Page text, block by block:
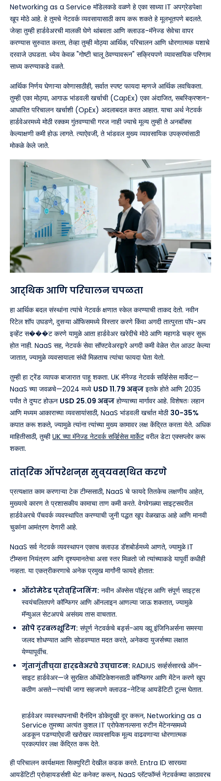
Networking as a Service मॉडेलकडे वळणे हे एका साध्या IT अपग्रेडपेक्षा
खूप मोठे आहे. हे तुमचे नेटवर्क व्यवसायासाठी काय करू शकते हे मूलभूतपणे बदलते.
जेव्हा तुम्ही हार्डवेअरची मालकी घेणे थांबवता आणि क्लाउड-मॅनेज्ड सेवेचा वापर
करण्यास सुरुवात करता, तेव्हा तुम्ही मोठ्या आर्थिक, परिचालन आणि धोरणात्मक यशाचे
दरवाजे उघडता. ध्येय केवळ "गोष्टी चालू ठेवण्यावरून" सक्रियपणे व्यावसायिक परिणाम
साध्य करण्याकडे वळते.
आर्थिक निर्णय घेणाऱ्या कोणासाठीही, सर्वात स्पष्ट फायदा म्हणजे आर्थिक लवचिकता.
तुम्ही एका मोठ्या, आगाऊ भांडवली खर्चाची (CapEx) एका अंदाजित, सबस्क्रिप्शन-
आधारित परिचालन खर्चाशी (OpEx) अदलाबदल करत आहात. याचा अर्थ नेटवर्क
हार्डवेअरमध्ये मोठी रक्कम गुंतवण्याची गरज नाही ज्याचे मूल्य तुम्ही ते अनबॉक्स
केल्याक्षणी कमी होऊ लागते. त्याऐवजी, ते भांडवल मुख्य व्यावसायिक उपक्रमांसाठी
मोकळे केले जाते.
आर्थिक आणि परिचालन चपळता
हा आर्थिक बदल संस्थांना त्यांचे नेटवर्क क्षणात स्केल करण्याची ताकद देतो. नवीन
रिटेल शॉप उघडणे, दुसऱ्या ऑफिसमध्ये विस्तार करणे किंवा अगदी तात्पुरता पॉप-अप
इव्हेंट स���ट करणे यामुळे आता हार्डवेअर खरेदीचे मोठे आणि महागडे चक्र सुरू
होत नाही. NaaS सह, नेटवर्क सेवा सॉफ्टवेअरद्वारे अगदी कमी वेळेत रोल आउट केल्या
जातात, ज्यामुळे व्यवसायाला संधी मिळताच त्यांचा फायदा घेता येतो.
तुम्ही हा ट्रेंड व्यापक बाजारात पाहू शकता. UK मॅनेज्ड नेटवर्क सर्व्हिसेस मार्केट—
NaaS च्या जवळचे—2024 मध्ये USD 11.79 अब्ज इतके होते आणि 2035
पर्यंत ते दुप्पट होऊन USD 25.09 अब्ज होण्याच्या मार्गावर आहे. विशेषतः लहान
आणि मध्यम आकाराच्या व्यवसायांसाठी, NaaS भांडवली खर्चात मोठी 30-35%
कपात करू शकते, ज्यामुळे त्यांना त्यांच्या मुख्य कामावर लक्ष केंद्रित करता येते. अधिक
माहितीसाठी, तुम्हीUK च्या मॅनेज्ड नेटवर्क सर्व्हिसेस मार्केट वरील डेटा एक्सप्लोर करू
शकता.
तांत्रिक ऑपरेशन्स सुव्यवस्थित करणे
प्रत्यक्षात काम करणाऱ्या टेक टीम्ससाठी, NaaS चे फायदे तितकेच लक्षणीय आहेत,
मुख्यत्वे कारण ते प्रशासकीय कामाचा ताण कमी करते. वेगवेगळ्या साइट्सवरील
हार्डवेअरचे पॅचवर्क व्यवस्थापित करण्याची जुनी पद्धत खूप वेळखाऊ आहे आणि मानवी
चुकांना आमंत्रण देणारी आहे.
NaaS सर्व नेटवर्क व्यवस्थापन एकाच क्लाउड डॅशबोर्डमध्ये आणते, ज्यामुळे IT
टीम्सना नियंत्रण आणि दृश्यमानतेचा असा स्तर मिळतो जो त्यांच्याकडे यापूर्वी कधीही
नव्हता. या एकत्रीकरणाचे अनेक प्रमुख मार्गांनी फायदे होतात:
ऑटोमेटेड प्रोव्हिजनिंग: नवीन ॲक्सेस पॉइंट्स आणि संपूर्ण साइट्स
स्वयंचलितपणे कॉन्फिगर आणि ऑनलाइन आणल्या जाऊ शकतात, ज्यामुळे
मॅन्युअल सेटअपचे असंख्य तास वाचतात.
सोपे ट्रबलशूटिंग: संपूर्ण नेटवर्कचे बर्ड्स-आय व्ह्यू इंजिनिअर्सना समस्या
जलद शोधण्यात आणि सोडवण्यात मदत करते, अनेकदा युजर्सच्या लक्षात
येण्यापूर्वीच.
गुंतागुंतीच्या हार्डवेअरचे उच्चाटन: RADIUS सर्व्हर्ससारखे ऑन-
साइट हार्डवेअर—जे सुरक्षित ऑथेंटिकेशनसाठी कॉन्फिगर आणि मेंटेन करणे खूप
कठीण असते—त्यांची जागा सहजपणे क्लाउड-नेटिव्ह आयडेंटिटी टूल्स घेतात.
हार्डवेअर व्यवस्थापनाची दैनंदिन डोकेदुखी दूर करून, Networking as a
Service तुमच्या अत्यंत कुशल IT प्रोफेशनल्सना रुटीन मेंटेनन्समध्ये
अडकून पडण्याऐवजी खरोखर व्यावसायिक मूल्य वाढवणाऱ्या धोरणात्मक
प्रकल्पांवर लक्ष केंद्रित करू देते.
ही परिचालन कार्यक्षमता सिक्युरिटी देखील कडक करते. Entra ID सारख्या
आयडेंटिटी प्रोव्हायडर्सशी थेट कनेक्ट करून, NaaS प्लॅटफॉर्म्स नेटवर्कच्या काठावरच